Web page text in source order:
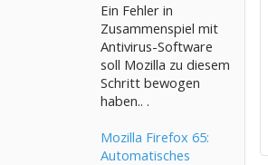
Ein Fehler in
Zusammenspiel mit
Antivirus-Software
soll Mozilla zu diesem
Schritt bewogen
haben.. .
Mozilla Firefox 65:
Automatisches